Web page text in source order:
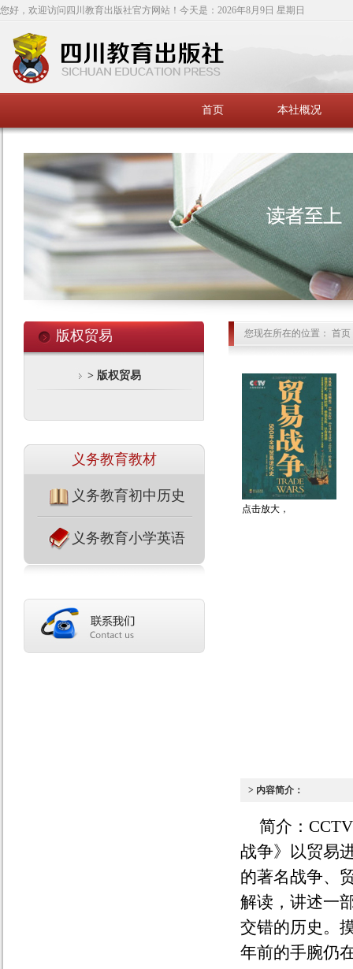
您好，欢迎访问四川教育出版社官方网站！今天是： 2026年8月9日 星期日
首页 本社概况
版权贸易
> 版权贸易
义务教育教材
义务教育初中历史
义务教育小学英语
您现在所在的位置： 首
点击放大，
> 内容简介：
简介： CCTV
战争》以贸易
的著名战争、
解读，讲述一
交错的历史。
年前的手腕仍